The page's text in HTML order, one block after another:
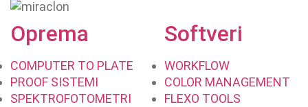
Oprema
COMPUTER TO PLATE
PROOF SISTEMI
SPEKTROFOTOMETRI
Softveri
WORKFLOW
COLOR MANAGEMENT
FLEXO TOOLS